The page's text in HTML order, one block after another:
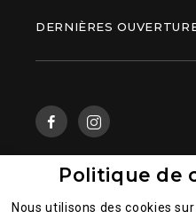
DERNIÈRES
Politique de
Nous utilisons des cookies